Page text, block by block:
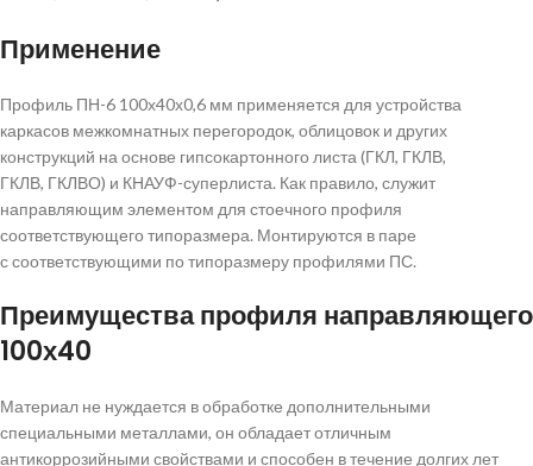
Применение
Профиль ПН-6 100х40х0,6 мм применяется для устройства
каркасов межкомнатных перегородок, облицовок и других
конструкций на основе гипсокартонного листа (ГКЛ, ГКЛВ,
ГКЛВ, ГКЛВО) и КНАУФ-суперлиста. Как правило, служит
направляющим элементом для стоечного профиля
соответствующего типоразмера. Монтируются в паре
с соответствующими по типоразмеру профилями ПС.
Преимущества профиля направляющего
100х40
Материал не нуждается в обработке дополнительными
специальными металлами, он обладает отличным
антикоррозийными свойствами и способен в течение долгих лет